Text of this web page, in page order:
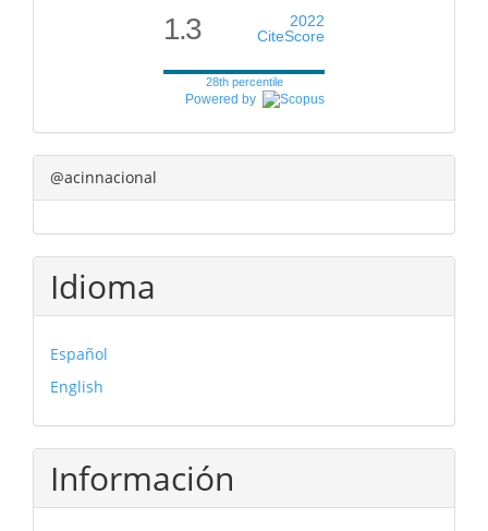
1.3
2022
CiteScore
28th percentile
Powered by
@acinnacional
Idioma
Español
English
Información